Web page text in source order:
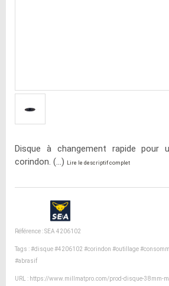
Disque à changement rapide pour
corindon. (...)
Lire le descriptif complet
Référence : SEA 4206102
Tags :#disque#4206102 #corindon #outillage
#abrasif
URL : https://www.millmatpro.com/prod-disque-38mm-